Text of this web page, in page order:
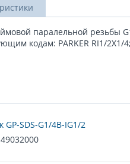
паралельной
кодам: PARKER RI1/2X1/
GP-SDS-G1/4B-IG1/2